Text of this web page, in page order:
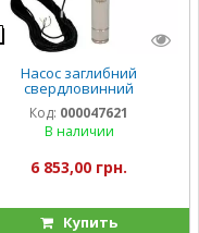
Насос заглибний
свердловинний
відцентровий Vitals aqua
3.5DC 1563-0.9r
Код: 000047621
В наличии
6 853,00 грн.
Купить